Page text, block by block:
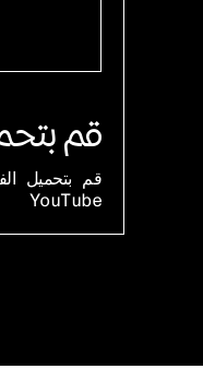
قم
قم بتحميل
YouTube